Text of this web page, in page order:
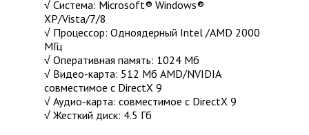
√ Система: Microsoft® Windows®
XP/Vista/7/8
√ Процессор: Одноядерный Intel /AMD 2000
МГц
√ Оперативная память: 1024 Мб
√ Видео-карта: 512 Мб AMD/NVIDIA
совместимое с DirectX 9
√ Аудио-карта: совместимое с DirectX 9
√ Жесткий диск: 4.5 Гб